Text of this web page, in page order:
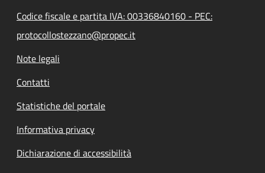
Codice fiscale e partita IVA: 00336840160 - PEC:
protocollostezzano@propec.it
Note legali
Contatti
Statistiche del portale
Informativa privacy
Dichiarazione di accessibilità